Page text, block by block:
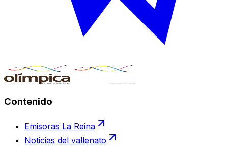
Contenido
Emisoras La Reina
Noticias del vallenato